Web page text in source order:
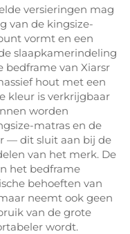
versieringen mag
van de kingsize-
vormt en een
slaapkamerindeling
van Xiarsr
hout met een
kleur is verkrijgbaar
worden
matras en de
— dit sluit aan bij de
van het merk. De
het bedframe
behoeften van
neemt ook geen
van de grote
wordt.